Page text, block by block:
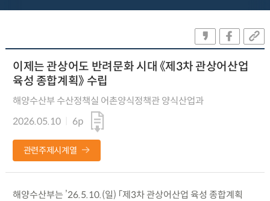
이제는 관상어도 반려문화 시대 《제3차 관상어산업
육성 종합계획》 수립
해양수산부 수산정책실 어촌양식정책관 양식산업과
2026.05.10
6p
관련주제시계열
해양수산부는 ’26.5.10.(일) 「제3차 관상어산업 육성 종합계획